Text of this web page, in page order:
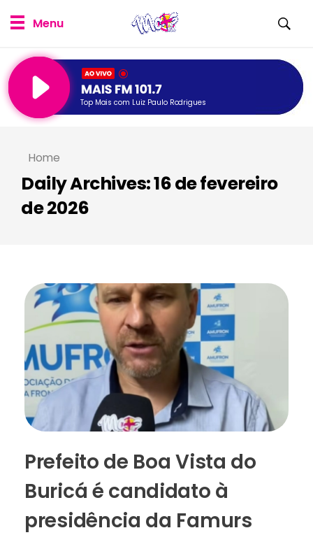
Top Mais com Luiz Paulo Rodrigues
Home
Daily Archives: 16 de fevereiro
de 2026
Prefeito de Boa Vista do
Buricá é candidato à
presidência da Famurs